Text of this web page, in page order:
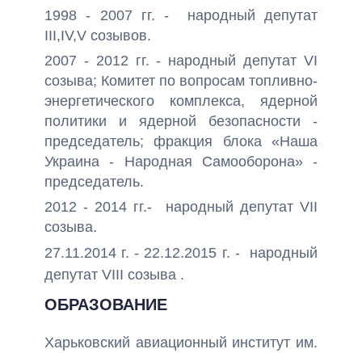
1998 - 2007 гг. - народный депутат
III,IV,V созывов.
2007 - 2012 гг. - народный депутат VI
созыва; Комитет по вопросам топливно-
энергетического комплекса, ядерной
политики и ядерной безопасности -
председатель; фракция блока «Наша
Украина - Народная Самооборона» -
председатель.
2012 - 2014 гг.- народный депутат VIІ
созыва.
27.11.2014 г. - 22.12.2015 г. - народный
депутат VIII созыва .
ОБРАЗОВАНИЕ
Харьковский авиационный институт им.